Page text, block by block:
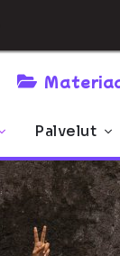
Palvelut